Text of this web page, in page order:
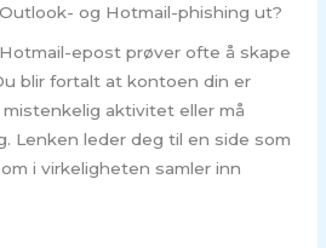
og Hotmail-phishing ut?
epost prøver ofte å skape
blir fortalt at kontoen din er
aktivitet eller må
Lenken leder deg til en side som
i virkeligheten samler inn